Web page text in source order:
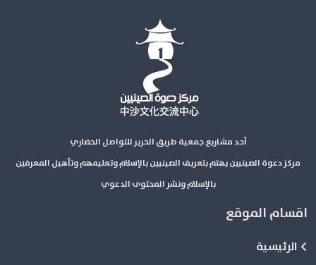
أحد مشاريع جمعية طريق الحرير للتواصل الحضاري
مركز دعوة الصينيين يهتم بتعريف الصينيين بالإسلام وتعليمهم وتأهيل المعرفين
بالإسلام ونشر المحتوى الدعوي
اقسام الموقع
الرئيسية